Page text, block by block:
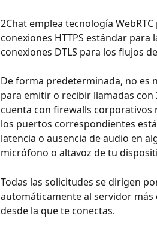
2Chat emplea tecnología
conexiones HTTPS estándar para
conexiones DTLS para los flujos
De forma predeterminada, no es
para emitir o recibir llamadas con
cuenta con firewalls corporativos
los puertos correspondientes
latencia o ausencia de audio en
micrófono o altavoz de tu
Todas las solicitudes se dirigen
automáticamente al servidor
desde la que te conectas.